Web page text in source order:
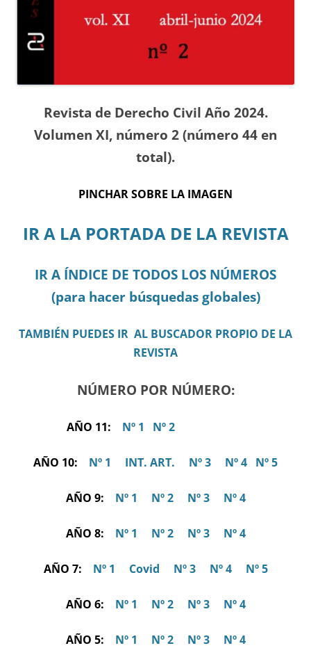
Revista de Derecho Civil Año 2024.
Volumen XI, número 2 (número 44 en
total).
PINCHAR SOBRE LA IMAGEN
IR A LA PORTADA DE LA REVISTA
IR A ÍNDICE DE TODOS LOS NÚMEROS
(para hacer búsquedas globales)
TAMBIÉN PUEDES IR AL BUSCADOR PROPIO DE LA
REVISTA
NÚMERO POR NÚMERO:
AÑO 11: Nº 1 Nº 2
AÑO 10: Nº 1 INT. ART. Nº 3 Nº 4 Nº 5
AÑO 9: Nº 1 Nº 2 Nº 3 Nº 4
AÑO 8: Nº 1 Nº 2 Nº 3 Nº 4
AÑO 7: Nº 1 Covid Nº 3 Nº 4 Nº 5
AÑO 6: Nº 1 Nº 2 Nº 3 Nº 4
AÑO 5: Nº 1 Nº 2 Nº 3 Nº 4